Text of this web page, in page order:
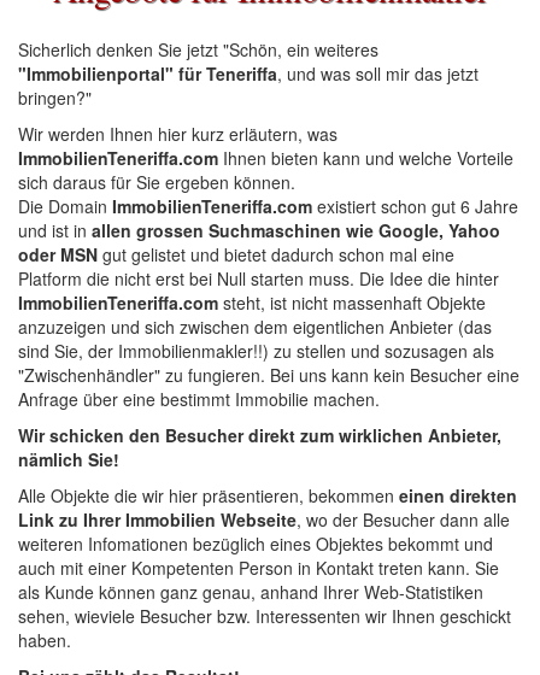
Sicherlich denken Sie jetzt "Schön, ein weiteres
"Immobilienportal" für Teneriffa, und was soll mir das jetzt
bringen?"
Wir werden Ihnen hier kurz erläutern, was
ImmobilienTeneriffa.com Ihnen bieten kann und welche Vorteile
sich daraus für Sie ergeben können.
Die Domain ImmobilienTeneriffa.com existiert schon gut 6 Jahre
und ist in allen grossen Suchmaschinen wie Google, Yahoo
oder MSN gut gelistet und bietet dadurch schon mal eine
Platform die nicht erst bei Null starten muss. Die Idee die hinter
ImmobilienTeneriffa.com steht, ist nicht massenhaft Objekte
anzuzeigen und sich zwischen dem eigentlichen Anbieter (das
sind Sie, der Immobilienmakler!!) zu stellen und sozusagen als
"Zwischenhändler" zu fungieren. Bei uns kann kein Besucher eine
Anfrage über eine bestimmt Immobilie machen.
Wir schicken den Besucher direkt zum wirklichen Anbieter,
nämlich Sie!
Alle Objekte die wir hier präsentieren, bekommen einen direkten
Link zu Ihrer Immobilien Webseite, wo der Besucher dann alle
weiteren Infomationen bezüglich eines Objektes bekommt und
auch mit einer Kompetenten Person in Kontakt treten kann. Sie
als Kunde können ganz genau, anhand Ihrer Web-Statistiken
sehen, wieviele Besucher bzw. Interessenten wir Ihnen geschickt
haben.